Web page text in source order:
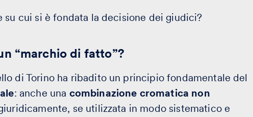
su cui si è fondata la decisione dei giudici?
“marchio di fatto”?
di Torino ha ribadito un principio fondamentale del
: anche una combinazione cromatica non
se utilizzata in modo sistematico e